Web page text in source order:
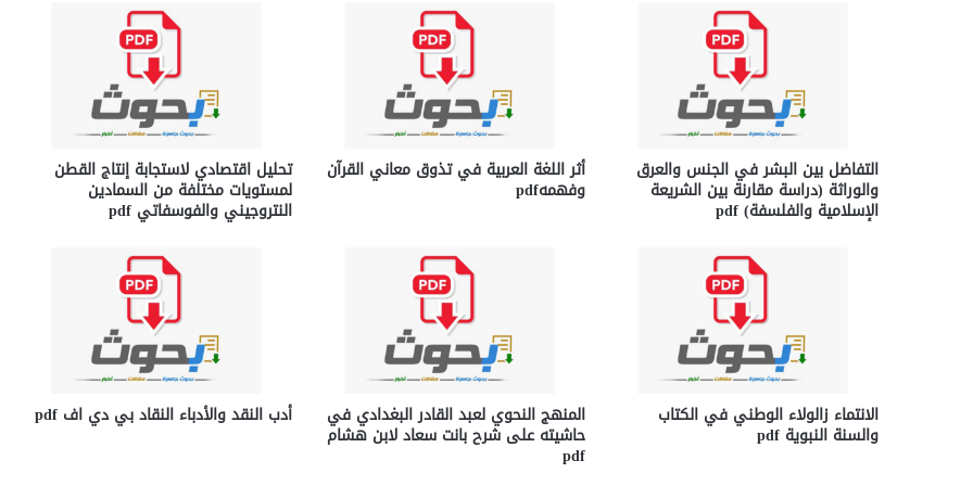
التفاضل بين البشر في الجنس والعرق
والوراثة (دراسة مقارنة بين الشريعة
الإسلامية والفلسفة) pdf
أثر اللغة العربية في تذوق معاني القرآن
وفهمهpdf
تحليل اقتصادي لاستجابة إنتاج القطن
لمستويات مختلفة من السمادين
النتروجيني والفوسفاتي pdf
الانتماء زالولاء الوطني في الكتاب
والسنة النبوية pdf
المنهج النحوي لعبد القادر البغدادي في
حاشيته على شرح بانت سعاد لابن هشام
pdf
أدب النقد والأدباء النقاد بي دي اف pdf